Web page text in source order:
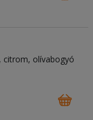
citrom olívabogyó